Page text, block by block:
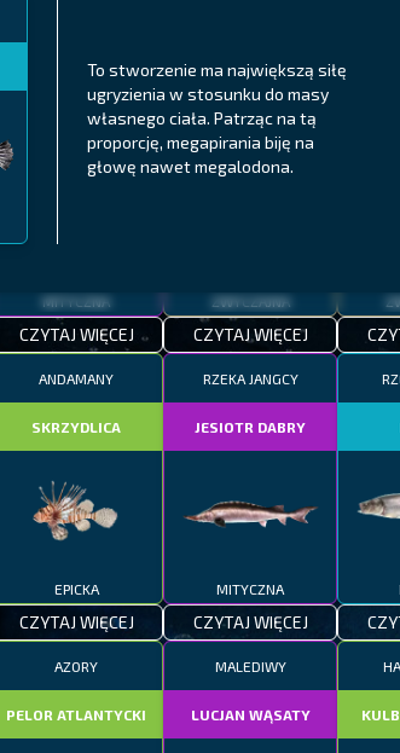
To stworzenie ma największą siłę
ugryzienia w stosunku do masy
własnego ciała. Patrząc na tą
proporcję, megapirania biję na
głowę nawet megalodona.
PÓŁNOCNE FIORDY
LING
MITYCZNA
CZYTAJ WIĘCEJ
WYSPY GALAPAGOS
BODIAN
MEKSYKAŃSKI
ZWYCZAJNA
CZYTAJ WIĘCEJ
ANDAMANY
SKRZYDLICA
EPICKA
CZYTAJ WIĘCEJ
RZEKA JANGCY
JESIOTR DABRY
MITYCZNA
CZYTAJ WIĘCEJ
AZORY
PELOR ATLANTYCKI
MALEDIWY
LUCJAN WĄSATY